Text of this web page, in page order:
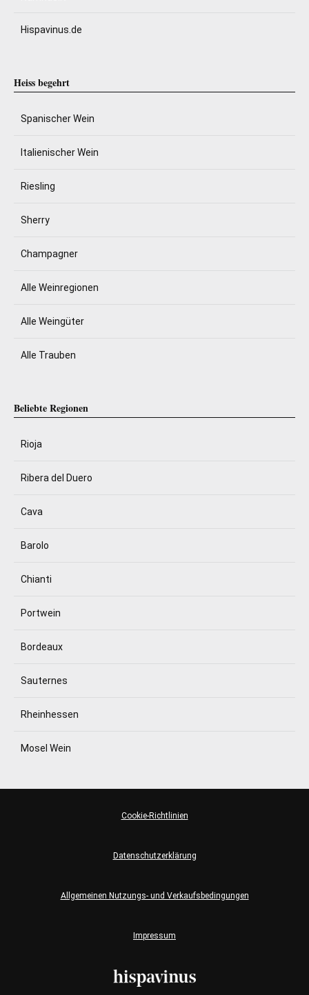
Hispavinus.de
Heiss begehrt
Spanischer Wein
Italienischer Wein
Riesling
Sherry
Champagner
Alle Weinregionen
Alle Weingüter
Alle Trauben
Beliebte Regionen
Rioja
Ribera del Duero
Cava
Barolo
Chianti
Portwein
Bordeaux
Sauternes
Rheinhessen
Mosel Wein
Impressum
Allgemeinen Nutzungs- und Verkaufsbedingungen
Datenschutzerklärung
Cookie-Richtlinien